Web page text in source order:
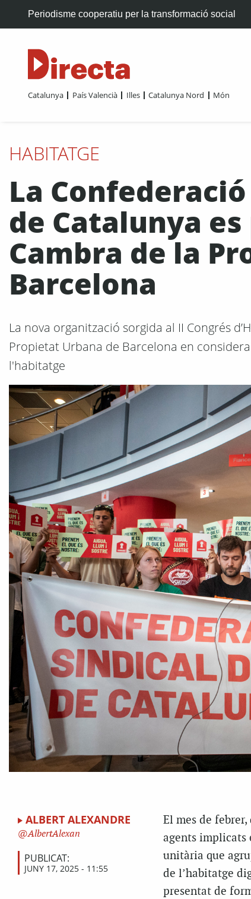
Periodisme cooperatiu per la transformació social
Catalunya País Valencià Illes Catalunya Nord Món
HABITATGE
La
de Catalunya
Cambra de la
Barcelona
La nova organització sorgida al II Congrés
Propietat Urbana de Barcelona en
l'habitatge
ALBERT ALEXANDRE
AlbertAlexan
PUBLICAT:
JUNY 17, 2025 - 11:55
El mes de
agents implicats
unitària que
de l’habitatge
presentat de